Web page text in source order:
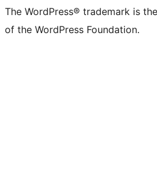
The WordPress® trademark is
of the WordPress Foundation.